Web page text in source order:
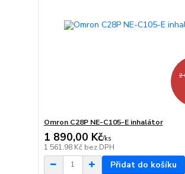
2
Omron C28P NE-C105-E inhalátor
1 890,00 Kč/ks
1 561,98 Kč bez DPH
Přidat do košíku